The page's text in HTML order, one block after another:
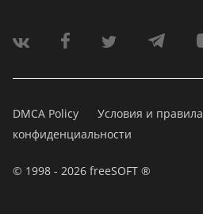
DMCA Policy Условия и правила
конфиденциальности
© 1998 - 2026 freeSOFT ®